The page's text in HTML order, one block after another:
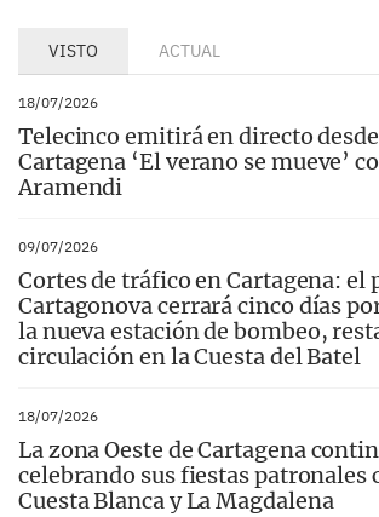
VISTO ACTUAL
18/07/2026
Telecinco emitirá en directo
Cartagena ‘El verano se mueve’
Aramendi
09/07/2026
Cortes de tráfico en Cartagena: el
Cartagonova cerrará cinco días
la nueva estación de bombeo,
circulación en la Cuesta del Batel
18/07/2026
La zona Oeste de Cartagena
celebrando sus fiestas patronales
Cuesta Blanca y La Magdalena